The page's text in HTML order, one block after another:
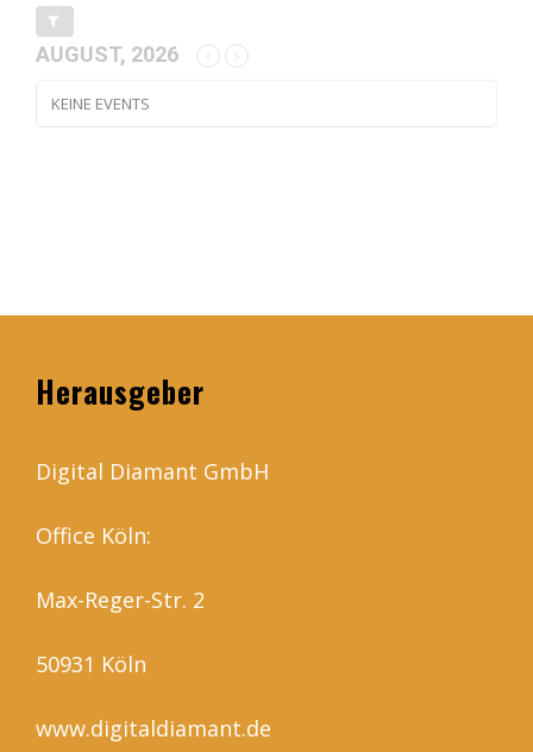
AUGUST, 2026
KEINE EVENTS
Herausgeber
Digital Diamant GmbH
Office Köln:
Max-Reger-Str. 2
50931 Köln
www.digitaldiamant.de